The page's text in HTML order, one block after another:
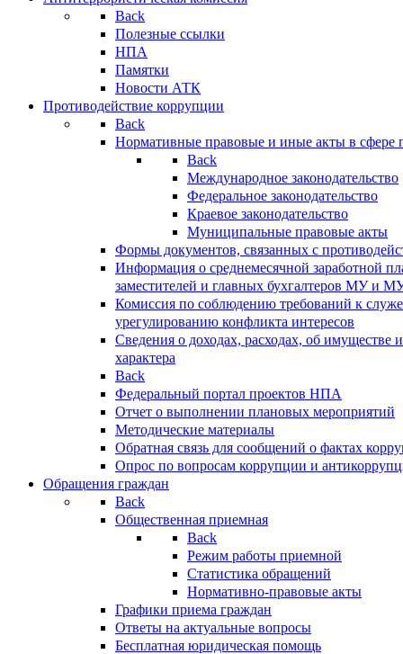
Back
Полезные ссылки
НПА
Памятки
Новости АТК
Противодействие коррупции
Back
Нормативные правовые и иные акты в сфере
Back
Международное законодательство
Федеральное законодательство
Краевое законодательство
Муниципальные правовые акты
Формы документов, связанных с
Информация о среднемесячной заработной
заместителей и главных бухгалтеров МУ и
Комиссия по соблюдению требований к
урегулированию конфликта интересов
Сведения о доходах, расходах, об имуществе
характера
Back
Федеральный портал проектов НПА
Отчет о выполнении плановых мероприятий
Методические материалы
Обратная связь для сообщений о фактах
Опрос по вопросам коррупции и
Обращения граждан
Back
Общественная приемная
Back
Режим работы приемной
Статистика обращений
Нормативно-правовые акты
Графики приема граждан
Ответы на актуальные вопросы
Бесплатная юридическая помощь